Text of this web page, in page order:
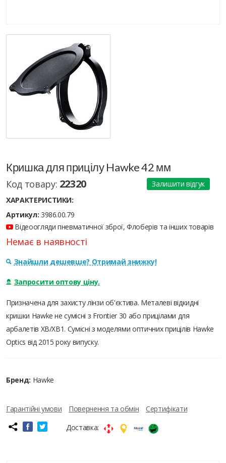
Кришка для прицілу Hawke 42 мм
Код товару: 22320
Залишити відгук
ХАРАКТЕРИСТИКИ:
Артикул: 3986.00.79
Відеоогляди пневматичної зброї, Флоберів та інших товарів
Немає в наявності
Знайшли дешевше? Отримай знижку!
Запросити оптову ціну.
Призначена для захисту лінзи об'єктива. Металеві відкидні
кришки Hawke не сумісні з Frontier 30 або прицілами для
арбалетів XB/XB1. Сумісні з моделями оптичних прицілів Hawke
Optics від 2015 року випуску.
Бренд: Hawke
Гарантійні умови Повернення та обмін
Сертифікати
Доставка: